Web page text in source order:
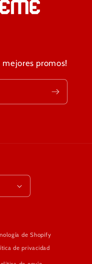
promos!
de Shopify
de privacidad